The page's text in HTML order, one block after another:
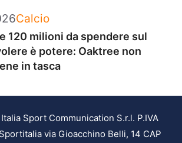
Categorie
Calcio
120 milioni da spendere sul
è potere: Oaktree non
in tasca
Italia Sport Communication S.r.l. P.IVA
via Gioacchino Belli, 14 CAP